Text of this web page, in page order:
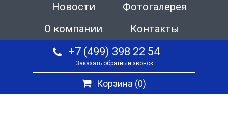
Новости
Фотогалерея
О компании
Контакты
+7 (499) 398 22 54
Заказать обратный звонок
Корзина (0)